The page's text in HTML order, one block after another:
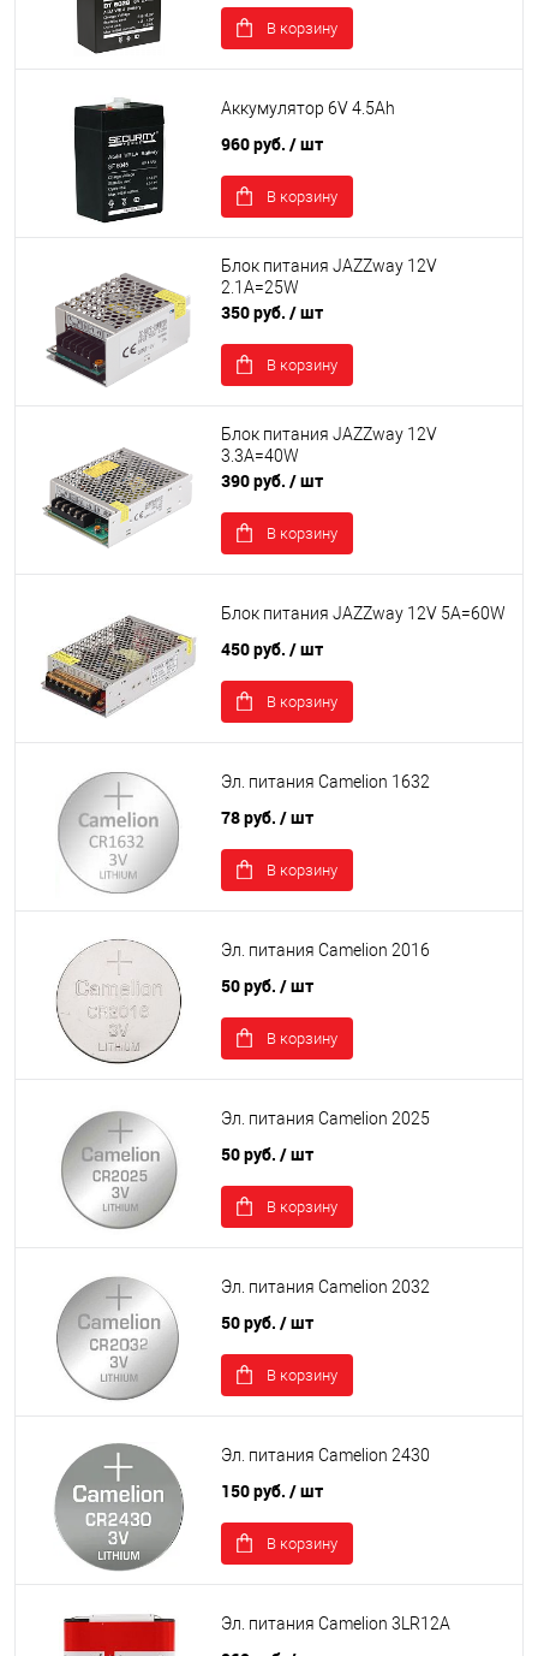
В корзину
Аккумулятор 6V 4.5Ah
960 руб. / шт
В корзину
Блок питания JAZZway 12V
2.1A=25W
350 руб. / шт
В корзину
Блок питания JAZZway 12V
3.3A=40W
390 руб. / шт
В корзину
Блок питания JAZZway 12V 5A=60W
450 руб. / шт
В корзину
Эл. питания Camelion 1632
78 руб. / шт
В корзину
Эл. питания Camelion 2016
50 руб. / шт
В корзину
Эл. питания Camelion 2025
50 руб. / шт
В корзину
Эл. питания Camelion 2032
50 руб. / шт
В корзину
Эл. питания Camelion 2430
150 руб. / шт
В корзину
Эл. питания Camelion 3LR12А